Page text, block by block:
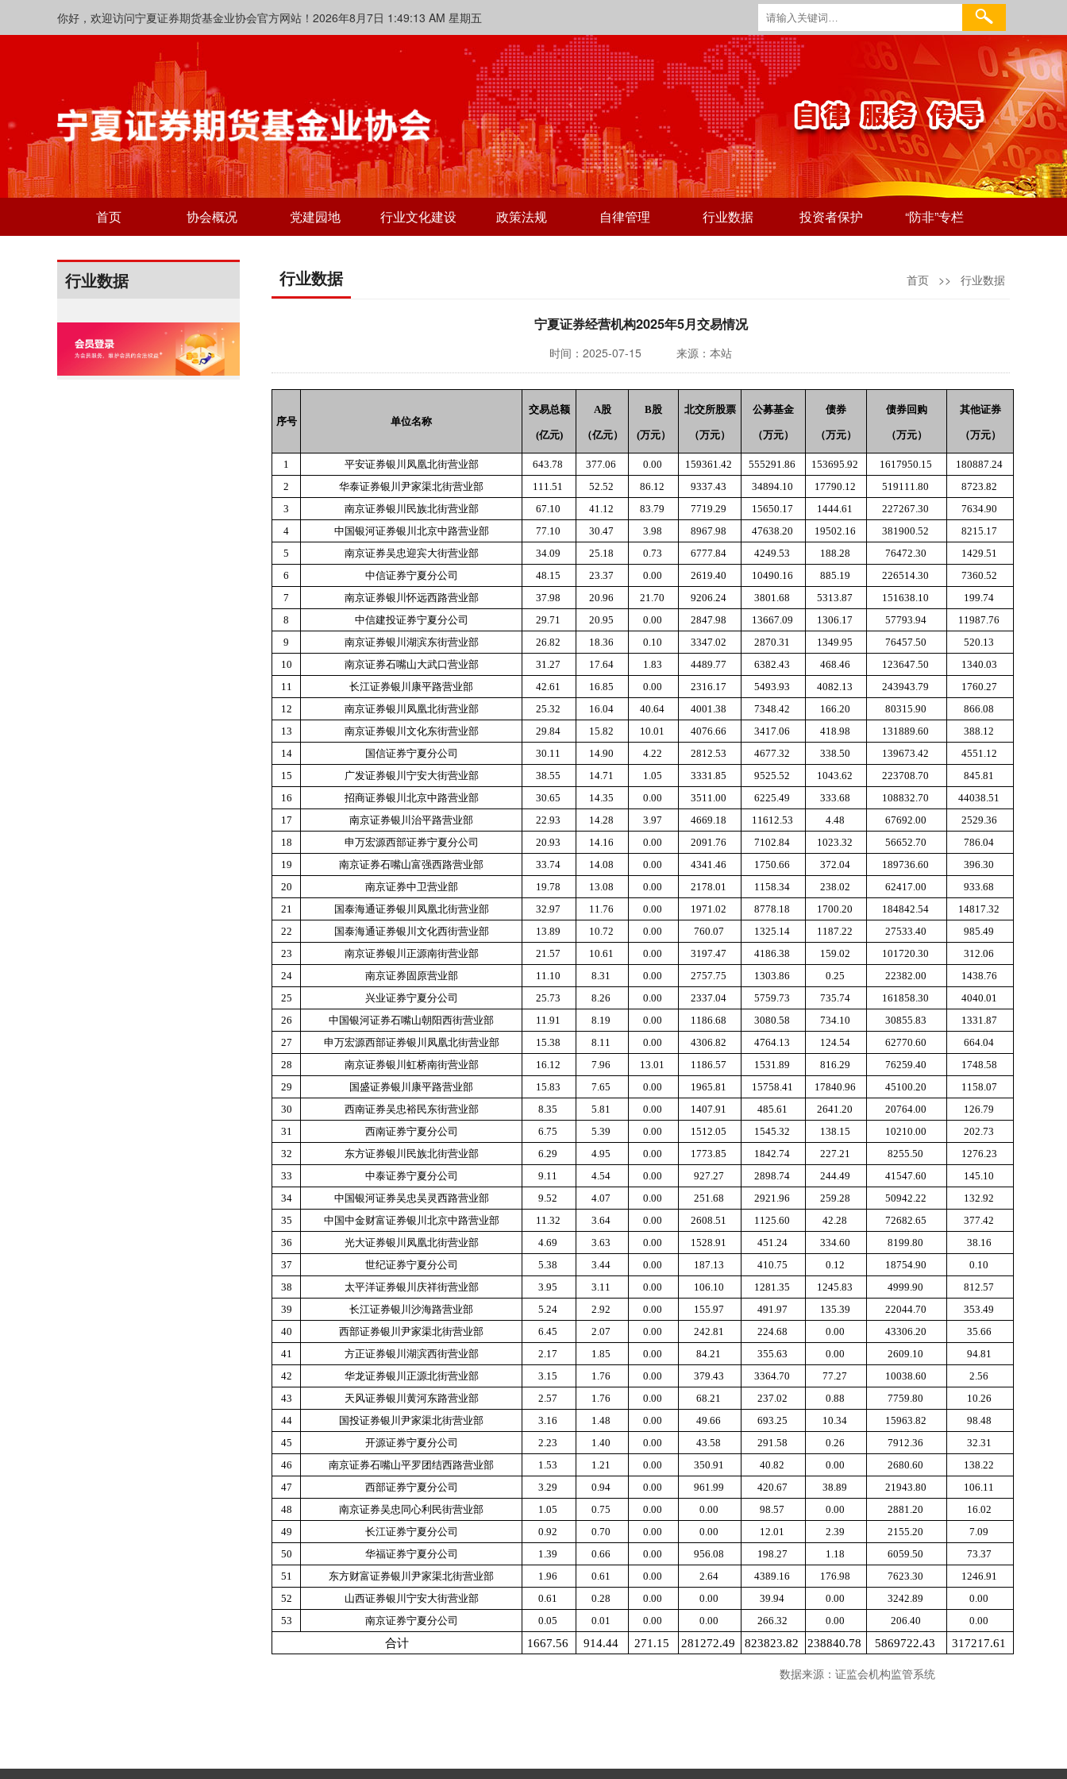
你好，欢迎访问宁夏证券期货基金业协会官方网站！2026年8月7日 1:49:14 AM 星期五
首页 协会概况 党建园地 行业文化建设 政策法规 自律管理 行业数据 投资者保护 “防非”专栏
行业数据 行业数据 首页 >> 行业数据
宁夏证券经营机构2025年5月交易情况
时间：2025-07-15 来源：本站
序号 单位名称
交易总额
(亿元)
A股
（亿元）
B股
(万元）
北交所股票
（万元）
公募基金
（万元）
债券
（万元）
债券回购
（万元）
其他证券
（万元）
1 平安证券银川凤凰北街营业部 643.78 377.06 0.00 159361.42 555291.86 153695.92 1617950.15
180887.24
2
华泰证券银川尹家渠北街营业部 111.51 52.52 86.12 9337.43 34894.10 17790.12 519111.80
8723.82
3
南京证券银川民族北街营业部 67.10 41.12 83.79 7719.29 15650.17 1444.61 227267.30
7634.90
4
中国银河证券银川北京中路营业部 77.10 30.47 3.98 8967.98 47638.20 19502.16 381900.52
8215.17
5
南京证券吴忠迎宾大街营业部 34.09 25.18 0.73 6777.84 4249.53 188.28 76472.30
1429.51
6
中信证券宁夏分公司 48.15 23.37 0.00 2619.40 10490.16 885.19 226514.30
7360.52
7
南京证券银川怀远西路营业部 37.98 20.96 21.70 9206.24 3801.68 5313.87 151638.10
199.74
8
中信建投证券宁夏分公司 29.71 20.95 0.00 2847.98 13667.09 1306.17 57793.94
11987.76
9
南京证券银川湖滨东街营业部 26.82 18.36 0.10 3347.02 2870.31 1349.95 76457.50
520.13
10
南京证券石嘴山大武口营业部 31.27 17.64 1.83 4489.77 6382.43 468.46 123647.50
1340.03
11
长江证券银川康平路营业部 42.61 16.85 0.00 2316.17 5493.93 4082.13 243943.79
1760.27
12
南京证券银川凤凰北街营业部 25.32 16.04 40.64 4001.38 7348.42 166.20 80315.90
866.08
13
南京证券银川文化东街营业部 29.84 15.82 10.01 4076.66 3417.06 418.98 131889.60
388.12
14
国信证券宁夏分公司 30.11 14.90 4.22 2812.53 4677.32 338.50 139673.42
4551.12
15
广发证券银川宁安大街营业部 38.55 14.71 1.05 3331.85 9525.52 1043.62 223708.70
845.81
16
招商证券银川北京中路营业部 30.65 14.35 0.00 3511.00 6225.49 333.68 108832.70
44038.51
17
南京证券银川治平路营业部 22.93 14.28 3.97 4669.18 11612.53 4.48 67692.00
2529.36
18
申万宏源西部证券宁夏分公司 20.93 14.16 0.00 2091.76 7102.84 1023.32 56652.70
786.04
19
南京证券石嘴山富强西路营业部 33.74 14.08 0.00 4341.46 1750.66 372.04 189736.60
396.30
20
南京证券中卫营业部 19.78 13.08 0.00 2178.01 1158.34 238.02 62417.00
933.68
21
国泰海通证券银川凤凰北街营业部 32.97 11.76 0.00 1971.02 8778.18 1700.20 184842.54
14817.32
22
国泰海通证券银川文化西街营业部 13.89 10.72 0.00 760.07 1325.14 1187.22 27533.40
985.49
23
南京证券银川正源南街营业部 21.57 10.61 0.00 3197.47 4186.38 159.02 101720.30
312.06
24
南京证券固原营业部 11.10 8.31 0.00 2757.75 1303.86 0.25 22382.00
1438.76
25
兴业证券宁夏分公司 25.73 8.26 0.00 2337.04 5759.73 735.74 161858.30
4040.01
26
中国银河证券石嘴山朝阳西街营业部 11.91 8.19 0.00 1186.68 3080.58 734.10 30855.83
1331.87
27
申万宏源西部证券银川凤凰北街营业部 15.38 8.11 0.00 4306.82 4764.13 124.54 62770.60
664.04
28
南京证券银川虹桥南街营业部 16.12 7.96 13.01 1186.57 1531.89 816.29 76259.40
1748.58
29
国盛证券银川康平路营业部 15.83 7.65 0.00 1965.81 15758.41 17840.96 45100.20
1158.07
30
西南证券吴忠裕民东街营业部 8.35 5.81 0.00 1407.91 485.61 2641.20 20764.00
126.79
31
西南证券宁夏分公司 6.75 5.39 0.00 1512.05 1545.32 138.15 10210.00
202.73
32
东方证券银川民族北街营业部 6.29 4.95 0.00 1773.85 1842.74 227.21 8255.50
1276.23
33
中泰证券宁夏分公司 9.11 4.54 0.00 927.27 2898.74 244.49 41547.60
145.10
34
中国银河证券吴忠吴灵西路营业部 9.52 4.07 0.00 251.68 2921.96 259.28 50942.22
132.92
35
中国中金财富证券银川北京中路营业部 11.32 3.64 0.00 2608.51 1125.60 42.28 72682.65
377.42
36
光大证券银川凤凰北街营业部 4.69 3.63 0.00 1528.91 451.24 334.60 8199.80
38.16
37
世纪证券宁夏分公司 5.38 3.44 0.00 187.13 410.75 0.12 18754.90
0.10
38
太平洋证券银川庆祥街营业部 3.95 3.11 0.00 106.10 1281.35 1245.83 4999.90
812.57
39
长江证券银川沙海路营业部 5.24 2.92 0.00 155.97 491.97 135.39 22044.70
353.49
40
西部证券银川尹家渠北街营业部 6.45 2.07 0.00 242.81 224.68 0.00 43306.20
35.66
41
方正证券银川湖滨西街营业部 2.17 1.85 0.00 84.21 355.63 0.00 2609.10
94.81
42
华龙证券银川正源北街营业部 3.15 1.76 0.00 379.43 3364.70 77.27 10038.60
2.56
43
天风证券银川黄河东路营业部 2.57 1.76 0.00 68.21 237.02 0.88 7759.80
10.26
44
国投证券银川尹家渠北街营业部 3.16 1.48 0.00 49.66 693.25 10.34 15963.82
98.48
45
开源证券宁夏分公司 2.23 1.40 0.00 43.58 291.58 0.26 7912.36
32.31
46
南京证券石嘴山平罗团结西路营业部 1.53 1.21 0.00 350.91 40.82 0.00 2680.60
138.22
47
西部证券宁夏分公司 3.29 0.94 0.00 961.99 420.67 38.89 21943.80
106.11
48
南京证券吴忠同心利民街营业部 1.05 0.75 0.00 0.00 98.57 0.00 2881.20
16.02
49
长江证券宁夏分公司 0.92 0.70 0.00 0.00 12.01 2.39 2155.20
7.09
50
华福证券宁夏分公司 1.39 0.66 0.00 956.08 198.27 1.18 6059.50
73.37
51
东方财富证券银川尹家渠北街营业部 1.96 0.61 0.00 2.64 4389.16 176.98 7623.30
1246.91
52
山西证券银川宁安大街营业部 0.61 0.28 0.00 0.00 39.94 0.00 3242.89
0.00
53
南京证券宁夏分公司 0.05 0.01 0.00 0.00 266.32 0.00 206.40 0.00
合计 1667.56 914.44 271.15 281272.49 823823.82 238840.78 5869722.43 317217.61
数据来源：证监会机构监管系统